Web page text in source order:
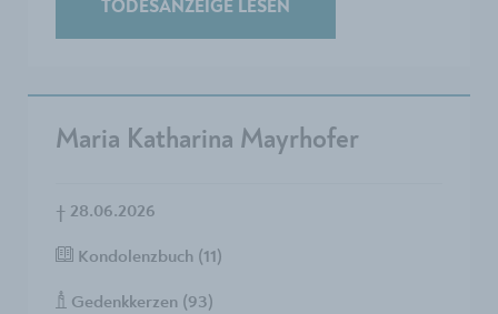
TODESANZEIGE LESEN
Maria Katharina Mayrhofer
† 28.06.2026
Kondolenzbuch (11)
Gedenkkerzen (93)